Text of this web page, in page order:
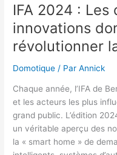
IFA 2024 : Les
innovations
révolutionner
Domotique / ParAnnick
Chaque année, l’IFA de
et les acteurs les plus
grand public. L’édition
un véritable aperçu des
la « smart home » de